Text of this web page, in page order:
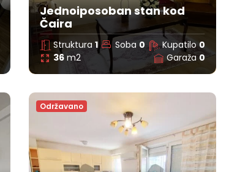
Jednoiposoban stan kod
Čaira
Struktura1 Soba 0 Kupatilo0
36 m2 Garaža0
Održavano